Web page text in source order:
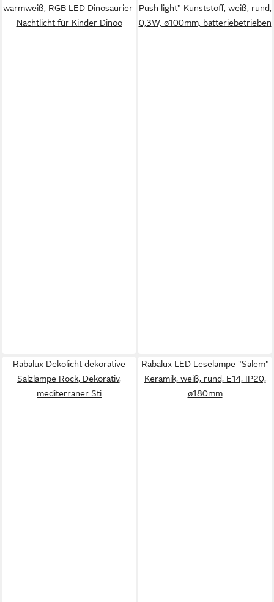
warmweiß, RGB LED Dinosaurier-
Nachtlicht für Kinder Dinoo
Push light" Kunststoff, weiß, rund,
0,3W, ø100mm, batteriebetrieben
Rabalux Dekolicht dekorative
Salzlampe Rock, Dekorativ,
mediterraner Sti
Rabalux LED Leselampe "Salem"
Keramik, weiß, rund, E14, IP20,
ø180mm